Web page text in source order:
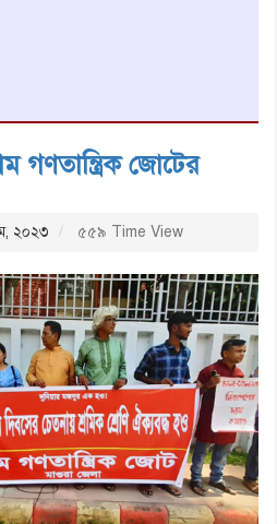
গণতান্ত্রিক জোটের
২০২৩ ৫৫৯ Time View